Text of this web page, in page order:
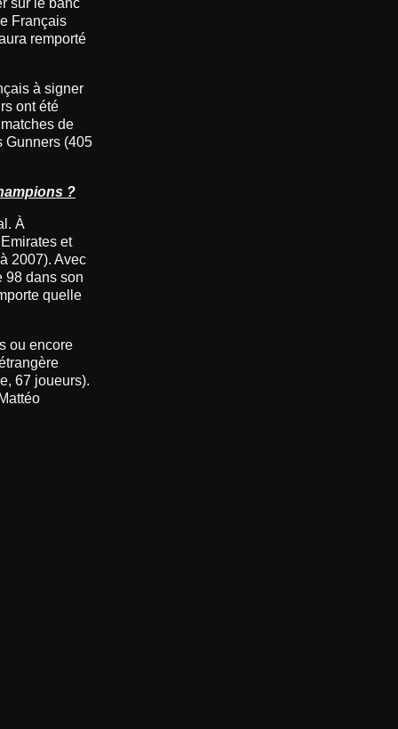
sur le banc
Français
remporté
à signer
ont été
de
Gunners (405
?
À
et
2007). Avec
98 dans son
quelle
ou encore
67 joueurs).